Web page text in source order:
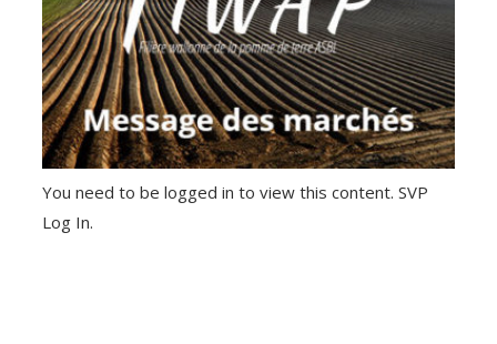
You need to be logged in to view this content. SVP
Log In.